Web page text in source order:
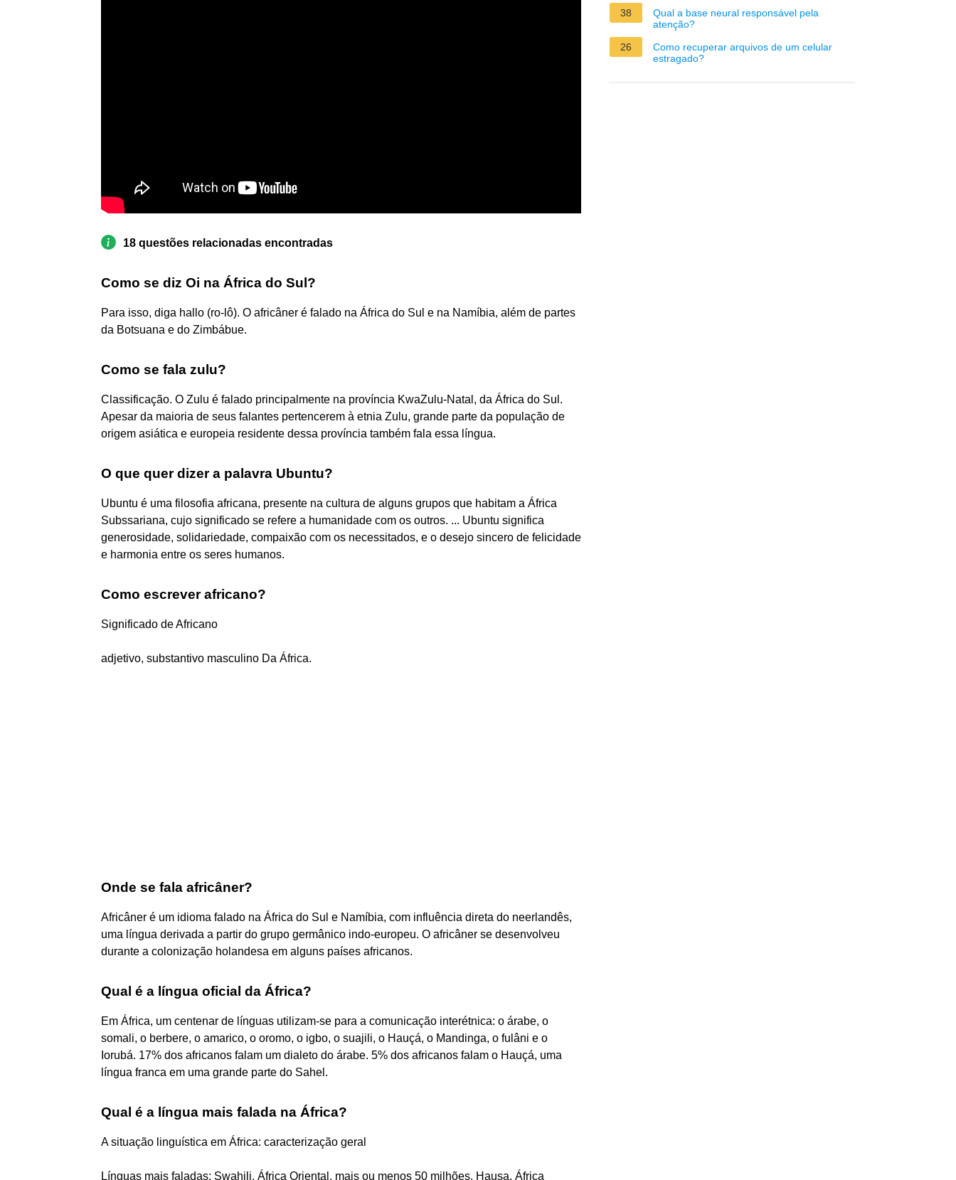
18 questões relacionadas encontradas
Como se diz Oi na África do Sul?
Para isso, diga hallo (ro-lô). O africâner é falado na África do Sul e na Namíbia, além de partes
da Botsuana e do Zimbábue.
Como se fala zulu?
Classificação. O Zulu é falado principalmente na província KwaZulu-Natal, da África do Sul.
Apesar da maioria de seus falantes pertencerem à etnia Zulu, grande parte da população de
origem asiática e europeia residente dessa província também fala essa língua.
O que quer dizer a palavra Ubuntu?
Ubuntu é uma filosofia africana, presente na cultura de alguns grupos que habitam a África
Subssariana, cujo significado se refere a humanidade com os outros. ... Ubuntu significa
generosidade, solidariedade, compaixão com os necessitados, e o desejo sincero de felicidade
e harmonia entre os seres humanos.
Como escrever africano?
Significado de Africano
adjetivo, substantivo masculino Da África.
Onde se fala africâner?
Africâner é um idioma falado na África do Sul e Namíbia, com influência direta do neerlandês,
uma língua derivada a partir do grupo germânico indo-europeu. O africâner se desenvolveu
durante a colonização holandesa em alguns países africanos.
Qual é a língua oficial da África?
Em África, um centenar de línguas utilizam-se para a comunicação interétnica: o árabe, o
somali, o berbere, o amarico, o oromo, o igbo, o suajili, o Hauçá, o Mandinga, o fulâni e o
Iorubá. 17% dos africanos falam um dialeto do árabe. 5% dos africanos falam o Hauçá, uma
língua franca em uma grande parte do Sahel.
Qual é a língua mais falada na África?
A situação linguística em África: caracterização geral
Línguas mais faladas: Swahili, África Oriental, mais ou menos 50 milhões, Hausa, África
38
Qual a base neural responsável pela
atenção?
26
Como recuperar arquivos de um celular
estragado?